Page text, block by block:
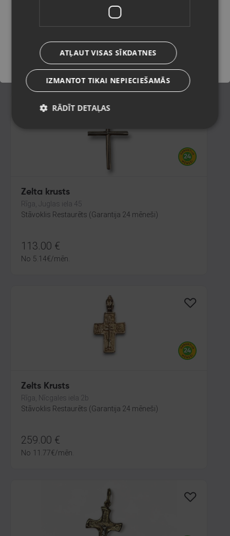
Stāvoklis Restaurēts (Garantija 24 mēneši)
74.00
3.36€/mēn.
Zelta krusts
Rīga, Juglas iela 45
Stāvoklis Restaurēts (Garantija 24 mēneši)
113.00 €
No 5.14€/mēn.
Zelts Krusts
Rīga, Nīcgales iela 2b
Stāvoklis Restaurēts (Garantija 24 mēneši)
259.00 €
No 11.77€/mēn.
Saglabāt
ATĻAUT VISAS SĪKDATNES
IZMANTOT TIKAI NEPIECIEŠAMĀS
RĀDĪT DETAĻAS